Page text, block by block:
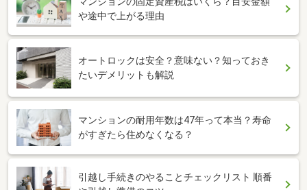
や途中で上がる理由
オートロックは安全？意味ない？知っておき
たいデメリットも解説
マンションの耐用年数は47年って本当？寿命
がすぎたら住めなくなる？
引越し手続きのやることチェックリスト 順番